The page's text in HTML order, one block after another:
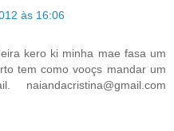
às 16:06
kero ki minha mae fasa um
tem como vooçs mandar um